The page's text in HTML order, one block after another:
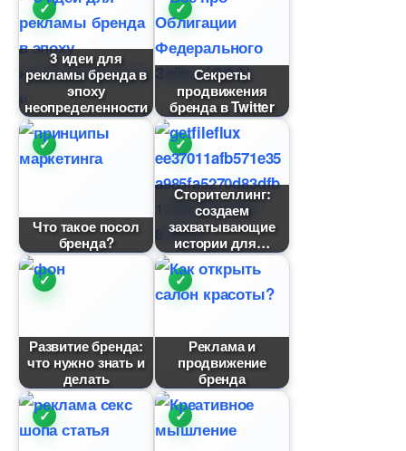
3 идеи для
рекламы бренда
эпоху
неопределенности
Секреты
продвижения
ренда в Twitter
Что такое посол
ренда?
Сторителлинг:
создаем
захватывающие
истории для
Развитие бренда:
что нужно знать и
делать
Реклама и
продвижение
ренда